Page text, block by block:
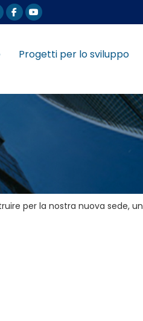
Progetti per lo sviluppo
per la nostra nuova sede,